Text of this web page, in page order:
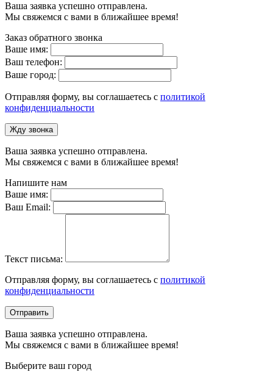
Ваша заявка успешно отправлена.
Мы свяжемся с вами в ближайшее время!
Заказ обратного звонка
Ваше имя:
Ваш телефон:
Ваше город:
Отправляя форму, вы соглашаетесь с политикой
конфиденциальности
Жду звонка
Ваша заявка успешно отправлена.
Мы свяжемся с вами в ближайшее время!
Напишите нам
Ваше имя:
Ваш Email:
Текст письма:
Отправляя форму, вы соглашаетесь с политикой
конфиденциальности
Отправить
Ваша заявка успешно отправлена.
Мы свяжемся с вами в ближайшее время!
Выберите ваш город